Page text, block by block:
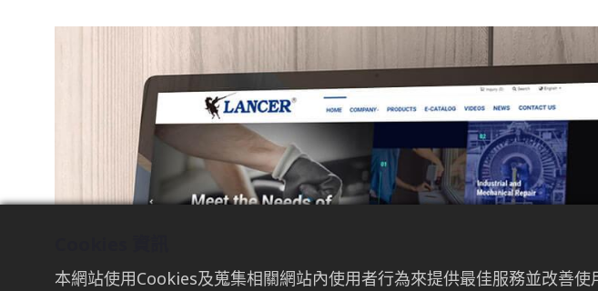
本網站使用Cookies及蒐集相關網站內使用者行為來提供最佳服務並改善